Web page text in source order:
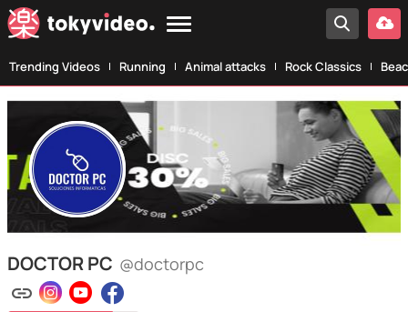
Trending Videos Running Animal attacks Rock Classics
DOCTOR PC @doctorpc